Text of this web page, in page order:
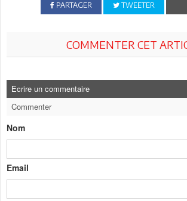
PARTAGER TWEETER
COMMENTER CET
Ecrire un commentaire
Commenter
Nom
Email